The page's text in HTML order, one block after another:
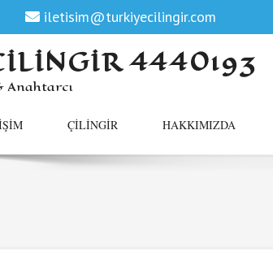
iletisim@turkiyecilingir.com
4440193
Anahtarcı
ÇILINGIR HAKKIMIZDA